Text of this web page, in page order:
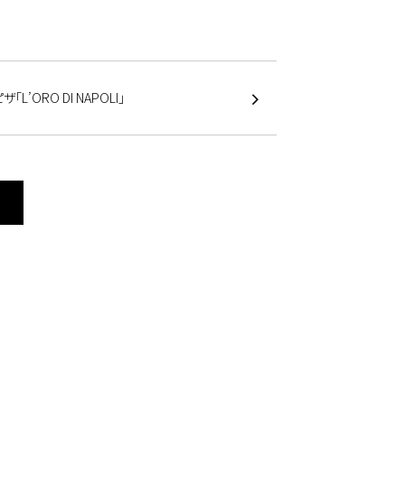
「L’ORO DI NAPOLI」